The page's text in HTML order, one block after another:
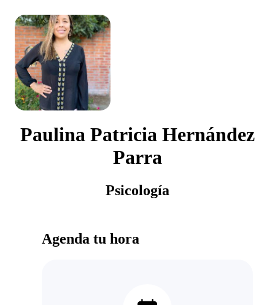
Paulina Patricia Hernández
Parra
Psicología
Agenda tu hora